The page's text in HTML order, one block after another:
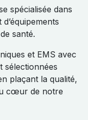
spécialisée dans
santé.
et EMS avec
sélectionnées
plaçant la qualité,
cœur de notre